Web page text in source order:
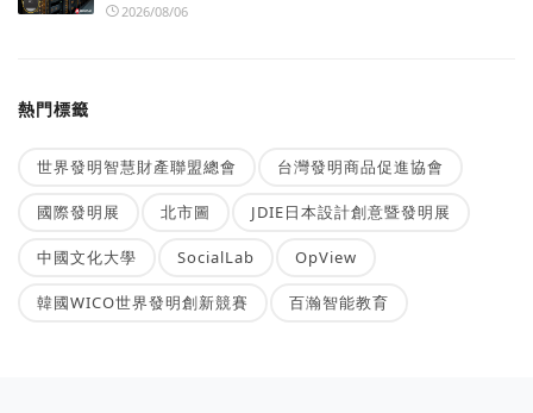
2026/08/06
熱門標籤
世界發明智慧財產聯盟總會 台灣發明商品促進協會
國際發明展 北市圖 JDIE日本設計創意暨發明展
中國文化大學 SocialLab OpView
韓國WICO世界發明創新競賽 百瀚智能教育